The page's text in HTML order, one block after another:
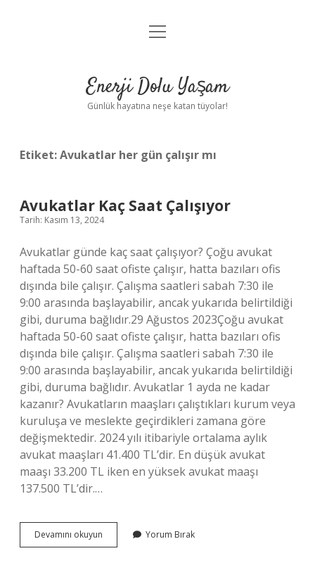
Anasayfa
Yasal Uyarı
menüyü
Enerji Dolu Yaşam
Günlük hayatına neşe katan tüyolar!
Etiket:Avukatlar her gün çalışır mı
Avukatlar Kaç Saat Çalışıyor
Tarih: Kasım 13, 2024
Avukatlar günde kaç saat çalışıyor? Çoğu avukat
haftada 50-60 saat ofiste çalışır, hatta bazıları ofis
dışında bile çalışır. Çalışma saatleri sabah 7:30 ile
9:00 arasında başlayabilir, ancak yukarıda belirtildiği
gibi, duruma bağlıdır.29 Ağustos 2023Çoğu avukat
haftada 50-60 saat ofiste çalışır, hatta bazıları ofis
dışında bile çalışır. Çalışma saatleri sabah 7:30 ile
9:00 arasında başlayabilir, ancak yukarıda belirtildiği
gibi, duruma bağlıdır. Avukatlar 1 ayda ne kadar
kazanır? Avukatların maaşları çalıştıkları kurum veya
kuruluşa ve meslekte geçirdikleri zamana göre
değişmektedir. 2024 yılı itibariyle ortalama aylık
avukat maaşları 41.400 TL’dir. En düşük avukat
maaşı 33.200 TL iken en yüksek avukat maaşı
137.500 TL’dir.…
Devamını okuyun Avukatlar
Kaç
Yorum Bırak